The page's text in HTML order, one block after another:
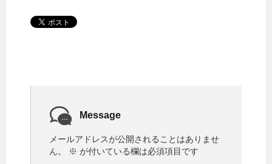
Message
メールアドレスが公開されることはありませ
ん。
※ が付いている欄は必須項目です